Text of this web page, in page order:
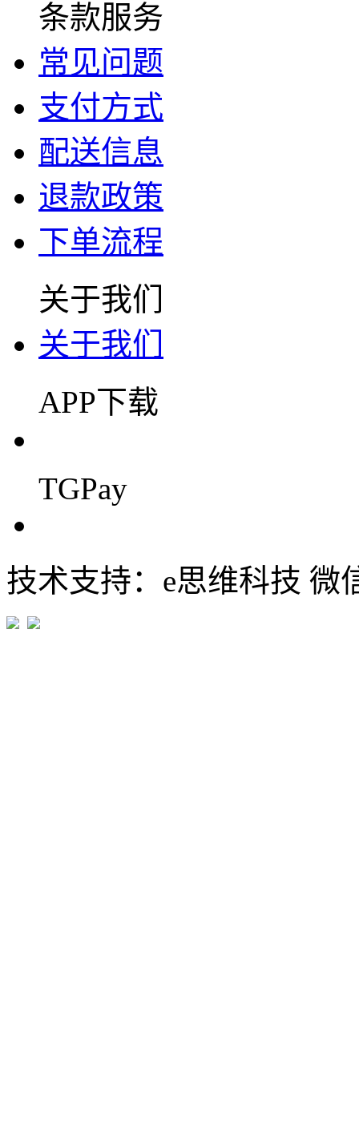
条款服务
常见问题
支付方式
配送信息
退款政策
下单流程
关于我们
关于我们
APP下载
TGPay
技术支持：e思维科技 微